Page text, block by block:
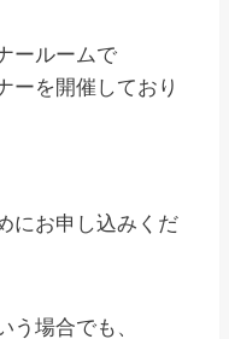
ールームで
ーを開催しており
にお申し込みくだ
場合でも、